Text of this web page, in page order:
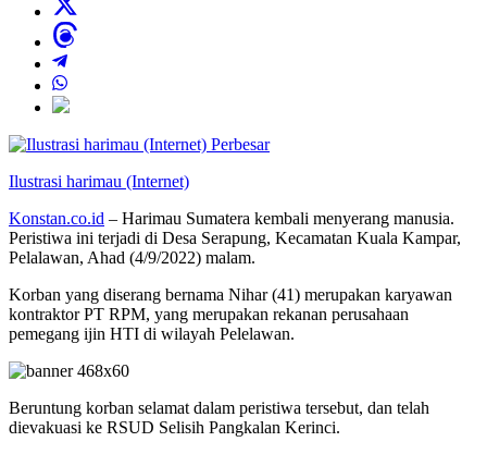
Perbesar
Ilustrasi harimau (Internet)
Konstan.co.id – Harimau Sumatera kembali menyerang manusia.
Peristiwa ini terjadi di Desa Serapung, Kecamatan Kuala Kampar,
Pelalawan, Ahad (4/9/2022) malam.
Korban yang diserang bernama Nihar (41) merupakan karyawan
kontraktor PT RPM, yang merupakan rekanan perusahaan
pemegang ijin HTI di wilayah Pelelawan.
Beruntung korban selamat dalam peristiwa tersebut, dan telah
dievakuasi ke RSUD Selisih Pangkalan Kerinci.